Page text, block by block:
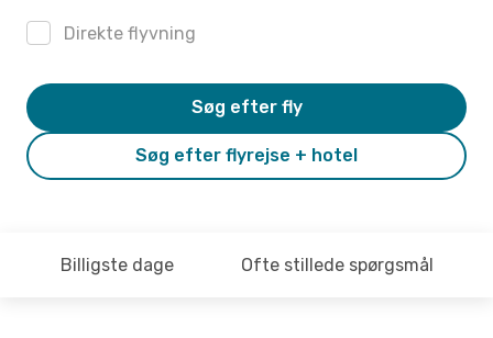
Direkte flyvning
Søg efter flyrejse + hotel
Søg efter fly
Billigste dage Ofte stillede spørgsmål